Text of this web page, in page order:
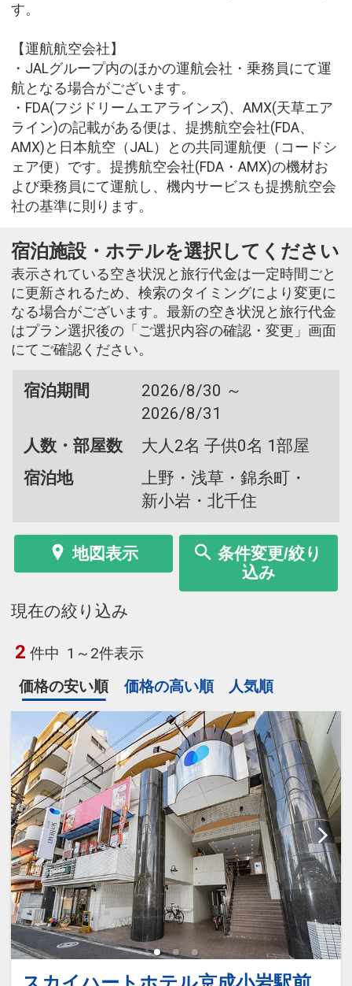
す。
【運航航空会社】
・JALグループ内のほかの運航会社・乗務員にて運
航となる場合がございます。
・FDA(フジドリームエアラインズ)、AMX(天草エア
ライン)の記載がある便は、提携航空会社(FDA、
AMX)と日本航空（JAL）との共同運航便（コードシ
ェア便）です。提携航空会社(FDA・AMX)の機材お
よび乗務員にて運航し、機内サービスも提携航空会
社の基準に則ります。
宿泊施設・ホテルを選択してください
表示されている空き状況と旅行代金は一定時間ごと
に更新されるため、検索のタイミングにより変更に
なる場合がございます。最新の空き状況と旅行代金
はプラン選択後の「ご選択内容の確認・変更」画面
にてご確認ください。
宿泊期間
2026/8/30 ～
2026/8/31
人数・部屋数
大人2名 子供0名 1部屋
宿泊地
上野・浅草・錦糸町・
新小岩・北千住
地図表示
条件変更/絞り
込み
現在の絞り込み
2 件中 1～2件表示
価格の安い順
価格の高い順 人気順